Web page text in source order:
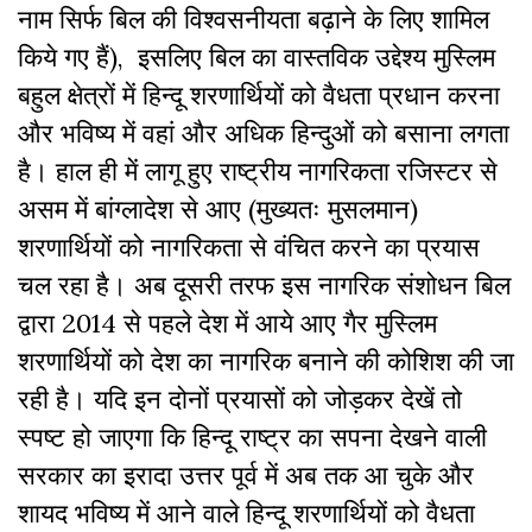
नाम सिर्फ बिल की विश्वसनीयता बढ़ाने के लिए शामिल
किये गए हैं), इसलिए बिल का वास्तविक उद्देश्य मुस्लिम
बहुल क्षेत्रों में हिन्दू शरणार्थियों को वैधता प्रधान करना
और भविष्य में वहां और अधिक हिन्दुओं को बसाना लगता
है। हाल ही में लागू हुए राष्ट्रीय नागरिकता रजिस्टर से
असम में बांग्लादेश से आए (मुख्यतः मुसलमान)
शरणार्थियों को नागरिकता से वंचित करने का प्रयास
चल रहा है। अब दूसरी तरफ इस नागरिक संशोधन बिल
द्वारा 2014 से पहले देश में आये आए गैर मुस्लिम
शरणार्थियों को देश का नागरिक बनाने की कोशिश की जा
रही है। यदि इन दोनों प्रयासों को जोड़कर देखें तो
स्पष्ट हो जाएगा कि हिन्दू राष्ट्र का सपना देखने वाली
सरकार का इरादा उत्तर पूर्व में अब तक आ चुके और
शायद भविष्य में आने वाले हिन्दू शरणार्थियों को वैधता